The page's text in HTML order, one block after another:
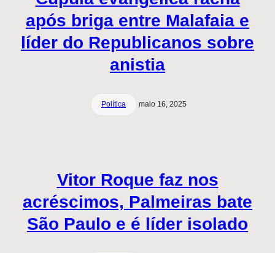
após briga entre Malafaia e
líder do Republicanos sobre
anistia
Política maio 16, 2025
Vitor Roque faz nos
acréscimos, Palmeiras bate
São Paulo e é líder isolado